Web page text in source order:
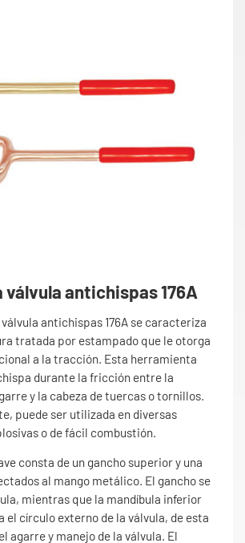
válvula antichispas 176A
antichispas 176A se caracteriza
tratada por estampado que le otorga
a la tracción. Esta herramienta
durante la fricción entre la
y la cabeza de tuercas o tornillos.
puede ser utilizada en diversas
o de fácil combustión.
consta de un gancho superior y una
al mango metálico. El gancho se
mientras que la mandíbula inferior
el círculo externo de la válvula, de esta
agarre y manejo de la válvula. El